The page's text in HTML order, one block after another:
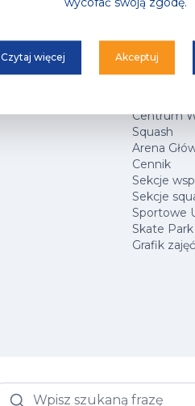
Centrum
Squash
Arena
Cennik
Sekcje
Sekcje
Sportowe
Skate Park
Grafik zajęć
Czytaj więcej Akceptuj